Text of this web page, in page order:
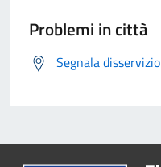
Problemi in città
Segnala disservizio